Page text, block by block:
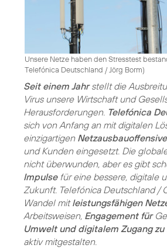
Unsere Netze haben den Stresstest
Telefónica Deutschland / Jörg Borm)
Seit einem Jahrstellt die
Virus unsere Wirtschaft und
Herausforderungen. Telefónica
sich von Anfang an mit digitalen
einzigartigen Netzausbauoffensive
und Kunden eingesetzt. Die
nicht überwunden, aber es gibt
Impulsefür eine bessere, digitale
Zukunft. Telefónica Deutschland /
Wandel mitleistungsfähigen
Arbeitsweisen, Engagement für
Umwelt und digitalem Zugang zu
aktiv mitgestalten.